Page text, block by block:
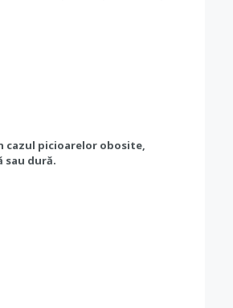
cazul picioarelor obosite,
sau dură.